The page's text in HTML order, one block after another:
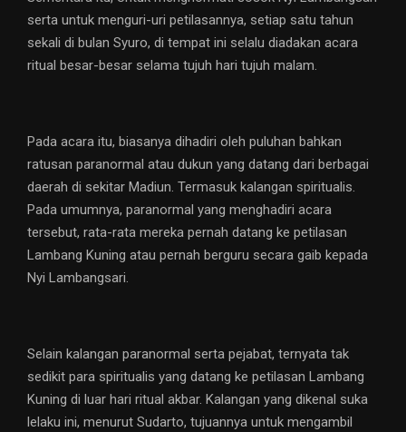
serta untuk menguri-uri petilasannya, setiap satu tahun
sekali di bulan Syuro, di tempat ini selalu diadakan acara
ritual besar-besar selama tujuh hari tujuh malam.
Pada acara itu, biasanya dihadiri oleh puluhan bahkan
ratusan paranormal atau dukun yang datang dari berbagai
daerah di sekitar Madiun. Termasuk kalangan spiritualis.
Pada umumnya, paranormal yang menghadiri acara
tersebut, rata-rata mereka pernah datang ke petilasan
Lambang Kuning atau pernah berguru secara gaib kepada
Nyi Lambangsari.
Selain kalangan paranormal serta pejabat, ternyata tak
sedikit para spiritualis yang datang ke petilasan Lambang
Kuning di luar hari ritual akbar. Kalangan yang dikenal suka
lelaku ini, menurut Sudarto, tujuannya untuk mengambil